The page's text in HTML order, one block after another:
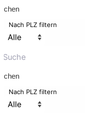
Nach PLZ filtern
Nach PLZ filtern